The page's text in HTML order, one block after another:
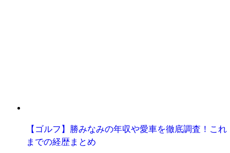
【ゴルフ】勝みなみの年収や愛車を徹底調査！これ
までの経歴まとめ